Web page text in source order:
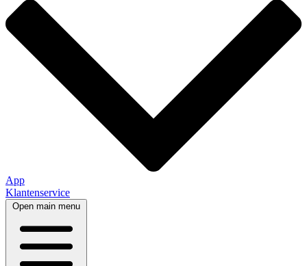
App
Klantenservice
Open main menu